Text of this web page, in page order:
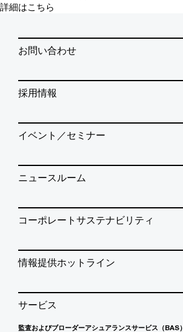
詳細はこちら
お問い合わせ
採用情報
イベント／セミナー
ニュースルーム
コーポレートサステナビリティ
情報提供ホットライン
サービス
監査およびブローダーアシュアランスサービス（BAS）